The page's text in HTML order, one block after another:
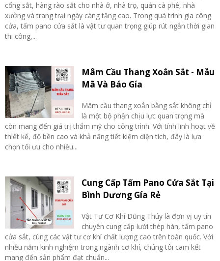
cổng sắt, hàng rào sắt cho nhà ở, nhà trọ, quán cà phê, nhà
xưởng và trang trại ngày càng tăng cao. Trong quá trình gia công
cửa, tấm pano cửa sắt là vật tư quan trọng giúp rút ngắn thời gian
thi công,...
Mâm Cầu Thang Xoắn Sắt - Mẫu
Mã Và Báo Gía
Mâm cầu thang xoắn bằng sắt không chỉ
là một bộ phận chịu lực quan trọng mà
còn mang đến giá trị thẩm mỹ cho công trình. Với tính linh hoạt về
thiết kế, độ bền cao và khả năng tiết kiệm diện tích, đây là lựa
chọn tối ưu cho nhiều...
Cung Cấp Tấm Pano Cửa Sắt Tại
Bình Dương Gía Rẻ
Vật Tư Cơ Khí Dũng Thúy là đơn vị uy tín
chuyên cung cấp lưới thép hàn, tấm pano
cửa sắt, cùng các vật tư cơ khí chất lượng cao trên toàn quốc. Với
nhiều năm kinh nghiệm trong ngành cơ khí, chúng tôi cam kết
mang đến sản phẩm đạt chuẩn...